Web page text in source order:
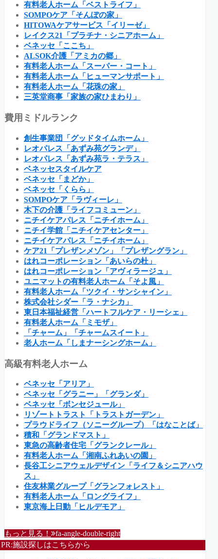
有料老人ホーム「ベストライフ」
SOMPOケア「そんぽの家」
HITOWAケアサービス「イリーゼ」
レイクス21「プラチナ・シニアホーム」
ベネッセ「ここち」
ALSOK介護「アミカの郷」
有料老人ホーム「スーパー・コート」
有料老人ホーム「ヒューマンサポート」
有料老人ホーム「花珠の家」
三英堂商事「家族の家ひまわり」
費用ミドルランク
創生事業団「グッドタイムホーム」
レオパレス「あずみ苑グランデ」
レオパレス「あずみ苑ラ・テラス」
ベネッセスタイルケア
ベネッセ「まどか」
ベネッセ「くらら」
SOMPOケア「ラヴィーレ」
木下の介護「ライフコミューン」
ニチイケアパレス「ニチイホーム」
ニチイ学館「ニチイケアセンター」
ニチイケアパレス「ニチイホーム」
ケア21「プレザンメゾン」「プレザングラン」
はれコーポレーション「あいらの杜」
はれコーポレーション「アヴィラージュ」
ユニマットの有料老人ホーム「そよ風」
有料老人ホーム「ツクイ・サンシャイン」
株式会社シダー「ラ・ナシカ」
東日本福祉経営「ハートフルケア・リーシェ」
有料老人ホーム「ミモザ」
「チャーム」「チャームスイート」
老人ホーム「しまナーシングホーム」
高級有料老人ホーム
ベネッセ「アリア」
ベネッセ「グラニー」「グランダ」
ベネッセ「ボンセジュール」
リゾートトラスト「トラストガーデン」
プラウドライフ（ソニーグループ）「はなことば」
積和「グランドマスト」
東急の高齢者住宅「グランクレール」
有料老人ホーム「湘南ふれあいの園」
長谷工シニアウェルデザイン「ライフ＆シニアハウ
ス」
住友林業グループ「グランフォレスト」
有料老人ホーム「ロングライフ」
東京海上日動「ヒルデモア」
もっと見る！ fa-angle-double-right
PR:施設探しはこちらから